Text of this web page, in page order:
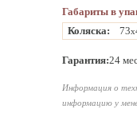
Габариты в
Коляска:
73x
Гарантия:24
Информация о
информацию у